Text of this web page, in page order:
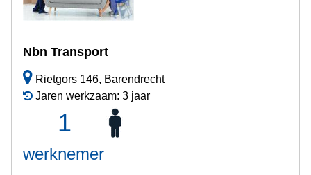
Nbn Transport
Rietgors 146, Barendrecht
Jaren werkzaam: 3 jaar
1
werknemer